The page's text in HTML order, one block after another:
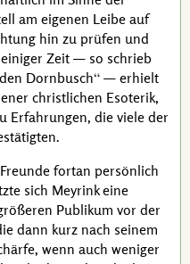
am eigenen Leibe auf
hin zu prüfen und
Zeit — so schrieb
Dornbusch — erhielt
christlichen Esoterik,
Erfahrungen, die viele der
fortan persönlich
sich Meyrinkeine
Publikum vor der
dann kurz nach seinem
wenn auch weniger